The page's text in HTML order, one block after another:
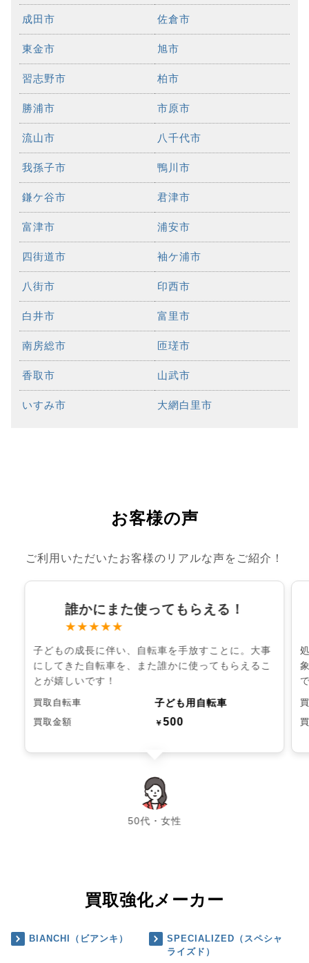
成田市 佐倉市
東金市 旭市
習志野市 柏市
勝浦市 市原市
流山市 八千代市
我孫子市 鴨川市
鎌ケ谷市 君津市
富津市 浦安市
四街道市 袖ケ浦市
八街市 印西市
白井市 富里市
南房総市 匝瑳市
香取市 山武市
いすみ市 大網白里市
お客様の声
ご利用いただいたお客様のリアルな声をご紹介！
誰かにまた使ってもらえる！
★★★★★
子どもの成長に伴い、自転車を手放すことに。大事
にしてきた自転車を、また誰かに使ってもらえるこ
とが嬉しいです！
買取自転車 子ども用自転車
買取金額 ￥500
50代・女性
chevron_left chevron_right
買取強化メーカー
BIANCHI（ビアンキ）
SPECIALIZED（スペシャ
ライズド）